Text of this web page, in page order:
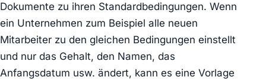
Dokumente zu ihren Standardbedingungen. Wenn
ein Unternehmen zum Beispiel alle neuen
Mitarbeiter zu den gleichen Bedingungen einstellt
und nur das Gehalt, den Namen, das
Anfangsdatum usw. ändert, kann es eine Vorlage